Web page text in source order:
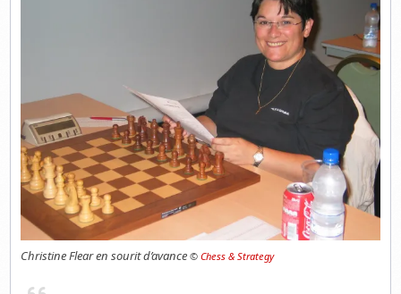
Christine Flear en sourit d’avance©Chess & Strategy